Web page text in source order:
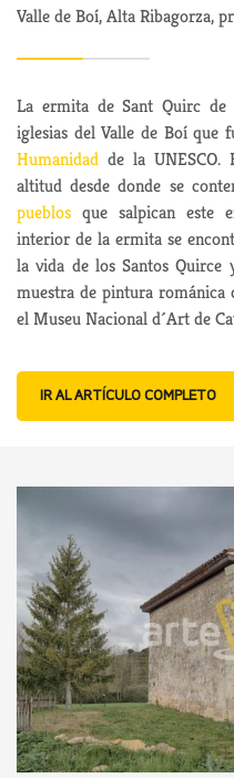
Valle de Boí, Alta Ribagorza,
La ermita de Sant Quirc
iglesias del Valle de Boí que
Humanidad de la
altitud desde donde se
pueblos que salpican este
interior de la ermita se
la vida de los Santos
muestra de pintura románica
el Museu Nacional d´Art de
IR AL ARTÍCULO COMPLETO